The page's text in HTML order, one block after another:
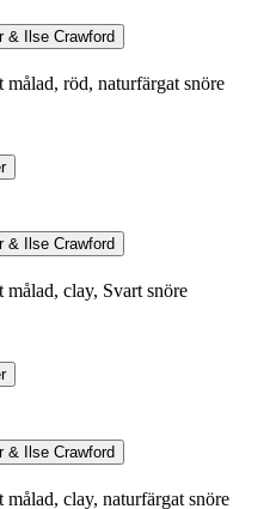
& Ilse Crawford
röd, naturfärgat snöre
& Ilse Crawford
clay, Svart snöre
& Ilse Crawford
clay, naturfärgat snöre